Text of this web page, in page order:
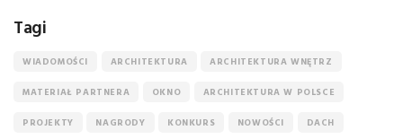
Tagi
WIADOMOŚCI ARCHITEKTURA ARCHITEKTURA WNĘTRZ
MATERIAŁ PARTNERA OKNO ARCHITEKTURA W POLSCE
PROJEKTY NAGRODY KONKURS NOWOŚCI DACH